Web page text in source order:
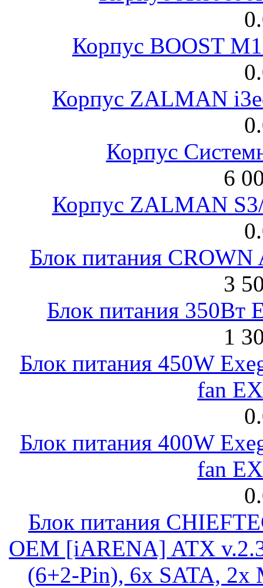
Корпус BOOST
Корпус ZALMAN
Корпус
6
Корпус ZALMAN
Блок питания
3
Блок питания 350Вт
1
Блок питания 450W
fan
Блок питания 400W
fan
Блок питания
OEM [iARENA] ATX
(6+2-Pin), 6x SATA, 2x